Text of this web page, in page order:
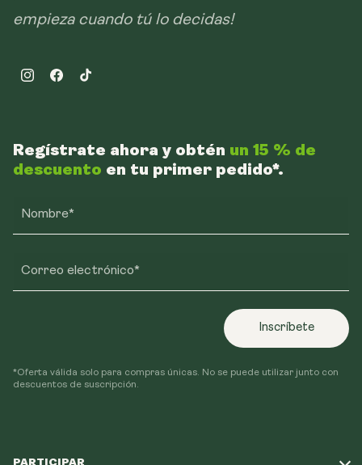
empieza cuando tú lo decidas!
InstagramFacebookTikTok
PARTICIPAR
Regístrate ahora y obtén un 15 % de
descuento en tu primer pedido*.
Nombre*
Correo electrónico*
Inscríbete
*Oferta válida solo para compras únicas. No se puede utilizar junto con
descuentos de suscripción.